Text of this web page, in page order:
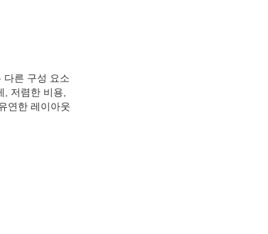
다른 구성 요소
저렴한 비용,
연한 레이아웃